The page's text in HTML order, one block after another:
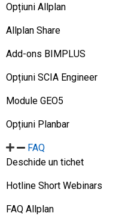
Opțiuni Allplan
Allplan Share
Add-ons BIMPLUS
Opțiuni SCIA Engineer
Module GEO5
Opțiuni Planbar
FAQ
Deschide un tichet
Hotline Short Webinars
FAQ Allplan